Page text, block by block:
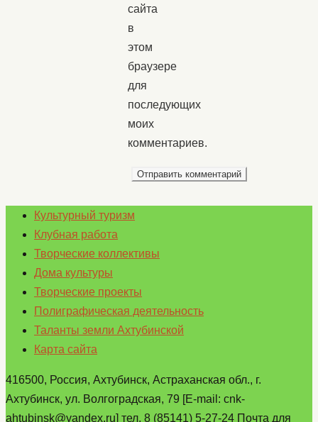
сайта
в
этом
браузере
для
последующих
моих
комментариев.
Культурный туризм
Клубная работа
Творческие коллективы
Дома культуры
Творческие проекты
Полиграфическая деятельность
Таланты земли Ахтубинской
Карта сайта
416500, Россия, Ахтубинск, Астраханская обл., г.
Ахтубинск, ул. Волгоградская, 79 [E-mail: cnk-
ahtubinsk@yandex.ru] тел. 8 (85141) 5-27-24 Почта для